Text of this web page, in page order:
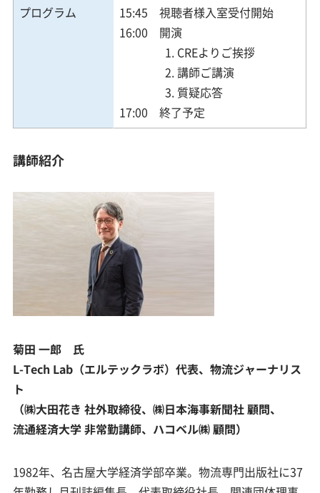
プログラム
15:45 視聴者様入室受付開始
16:00 開演
1. CREよりご挨拶
2. 講師ご講演
​​​​​ 3. 質疑応答
17:00 終了予定
講師紹介
菊田 一郎 氏
L-Tech Lab（エルテックラボ）代表、物流ジャーナリス
ト
（㈱大田花き 社外取締役、㈱日本海事新聞社 顧問、
流通経済大学 非常勤講師、ハコベル㈱ 顧問）
1982年、名古屋大学経済学部卒業。物流専門出版社に37